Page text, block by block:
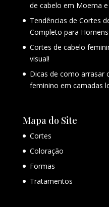
de cabelo em Moema e
Tendências de Cortes
Completo para
Cortes de cabelo
visual!
Dicas de como arrasar
feminino em camadas
Mapa do Site
Cortes
Coloração
Formas
Tratamentos